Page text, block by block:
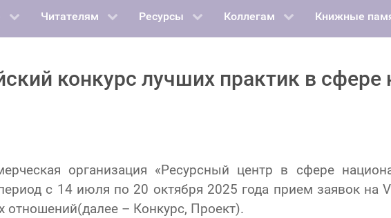
Читателям Ресурсы Коллегам Книжные
конкурс лучших практик в
организация «Ресурсный центр в сфере
с 14 июля по 20 октября 2025 года прием заявок на
отношений(далее – Конкурс, Проект).